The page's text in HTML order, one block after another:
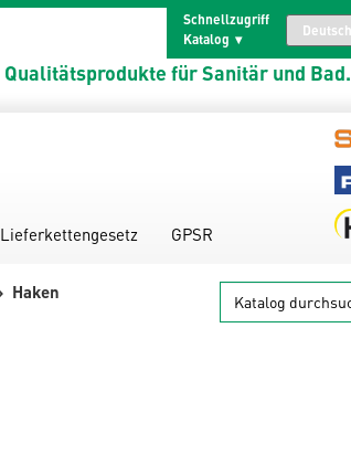
Schnellzugriff
Katalog
Qualitätsprodukte für Sanitär und Bad.
Lieferkettengesetz GPSR
Haken Katalog
durchsuchen